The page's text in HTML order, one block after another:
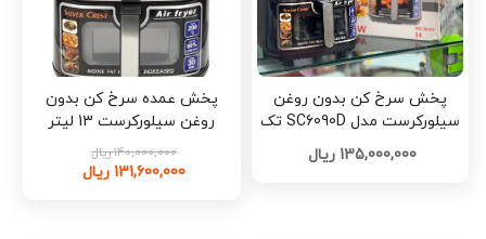
پخش سرخ کن بدون روغن
سیلورکرست مدل SC6090D تک
وعمده کد G4694
135,000,000 ریال
پخش عمده سرخ کن بدون
روغن سیلورکرست 13 لیتر
کد P053
140,000,000 ریال
131,600,000 ریال